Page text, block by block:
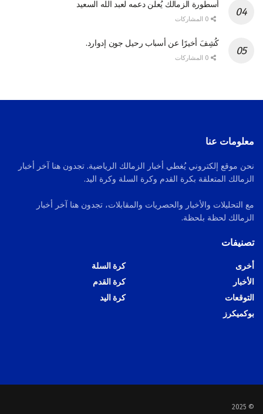
أسطورة الزمالك يُعلن دعمه لعبد الله السعيد
كُشِفَ أخيرًا عن أسباب رحيل جون إدوارد.
معلومات عنا
نحن موقع إلكتروني يُغطي أخبار الزمالك الرياضية. تجدون هنا آخر أخبار
الزمالك المتعلقة بكرة القدم وكرة السلة وكرة اليد.
مع التحليلات والأخبار والحصريات والمقابلات، تجدون هنا آخر أخبار
الزمالك لحظة بلحظة.
تصنيفات
أخرى
الأخبار
التوقعات
بوكميكرز
كرة السلة
كرة القدم
كرة اليد
© 2025